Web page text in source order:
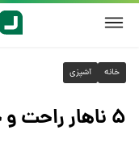
خانه آشپزی
۵ ناهار راحت و خوشمزه برای شاغل‌ها